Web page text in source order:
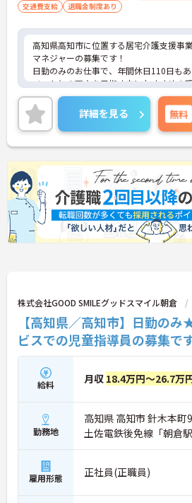
交通費支給
退職金制度あり
高知県高知市に位置する居宅介護支援事
マネジャーの募集です！
日勤のみのお仕事で、年間休日110日も
ベートとの両立を目指す方におすすめの
無料駐車場もある為マイカーでの通勤も
経験のない方でもチャレンジできる職場で
ー体制もあり、経験に関わらず安心して
きます。
こちらの求人にご興味がございましたら
ントもお伝えしますので是非ご応募お待
ます。
詳細を見る 無料
株式会社GOOD SMILEグッドスマイル朝倉
【高知県／高知市】日勤の
ビスでの児童指導員の募集で
給料 月収 18.4万円～26.7万
勤務地
高知県 高知市 針木本町
土佐電鉄後免線「朝倉
雇用形態 正社員(正職員)